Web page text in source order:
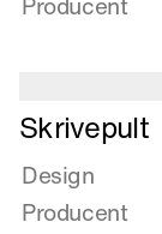
Læs
mere
om
Skrivepult
Skrivepult
Design
Producent